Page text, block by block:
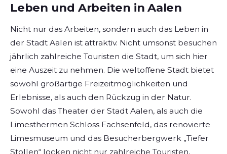
Leben und Arbeiten in Aalen
Nicht nur das Arbeiten, sondern auch das Leben in
der Stadt Aalen ist attraktiv. Nicht umsonst besuchen
jährlich zahlreiche Touristen die Stadt, um sich hier
eine Auszeit zu nehmen. Die weltoffene Stadt bietet
sowohl großartige Freizeitmöglichkeiten und
Erlebnisse, als auch den Rückzug in der Natur.
Sowohl das Theater der Stadt Aalen, als auch die
Limesthermen Schloss Fachsenfeld, das renovierte
Limesmuseum und das Besucherbergwerk „Tiefer
Stollen“ locken nicht nur zahlreiche Touristen,